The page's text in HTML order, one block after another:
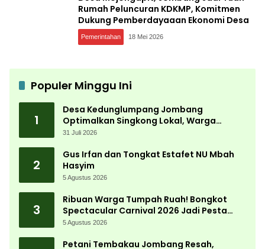
Rumah Peluncuran KDKMP, Komitmen
Dukung Pemberdayaaan Ekonomi Desa
Pemerintahan 18 Mei 2026
Populer Minggu Ini
1
Desa Kedunglumpang Jombang
Optimalkan Singkong Lokal, Warga
Diajari Produksi Tepung Mocaf
31 Juli 2026
2
Gus Irfan dan Tongkat Estafet NU Mbah
Hasyim
5 Agustus 2026
3
Ribuan Warga Tumpah Ruah! Bongkot
Spectacular Carnival 2026 Jadi Pesta
Kemerdekaan Terbesar di Peterongan
5 Agustus 2026
Petani Tembakau Jombang Resah,